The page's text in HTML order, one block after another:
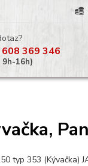
369 346
9h-16h)
typ 353 (Kývačka)